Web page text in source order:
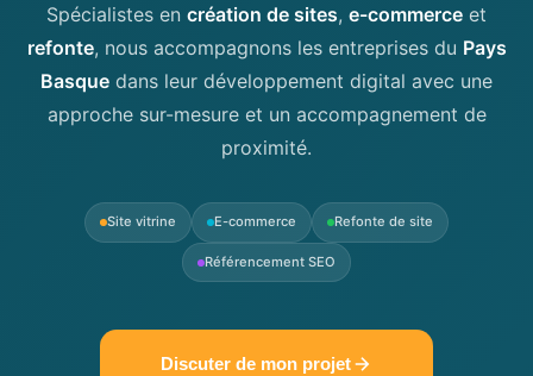
Spécialistes en création de sites, e-commerce et
refonte, nous accompagnons les entreprises du Pays
Basque dans leur développement digital avec une
approche sur-mesure et un accompagnement de
proximité.
Site vitrine E-commerce Refonte de site
Référencement SEO
Discuter de mon projet